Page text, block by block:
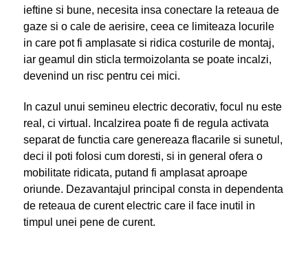
ieftine si bune, necesita insa conectare la reteaua de
gaze si o cale de aerisire, ceea ce limiteaza locurile
in care pot fi amplasate si ridica costurile de montaj,
iar geamul din sticla termoizolanta se poate incalzi,
devenind un risc pentru cei mici.
In cazul unui semineu electric decorativ, focul nu este
real, ci virtual. Incalzirea poate fi de regula activata
separat de functia care genereaza flacarile si sunetul,
deci il poti folosi cum doresti, si in general ofera o
mobilitate ridicata, putand fi amplasat aproape
oriunde. Dezavantajul principal consta in dependenta
de reteaua de curent electric care il face inutil in
timpul unei pene de curent.